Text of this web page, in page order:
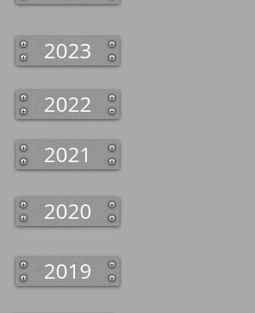
2023
2022
2021
2020
2019